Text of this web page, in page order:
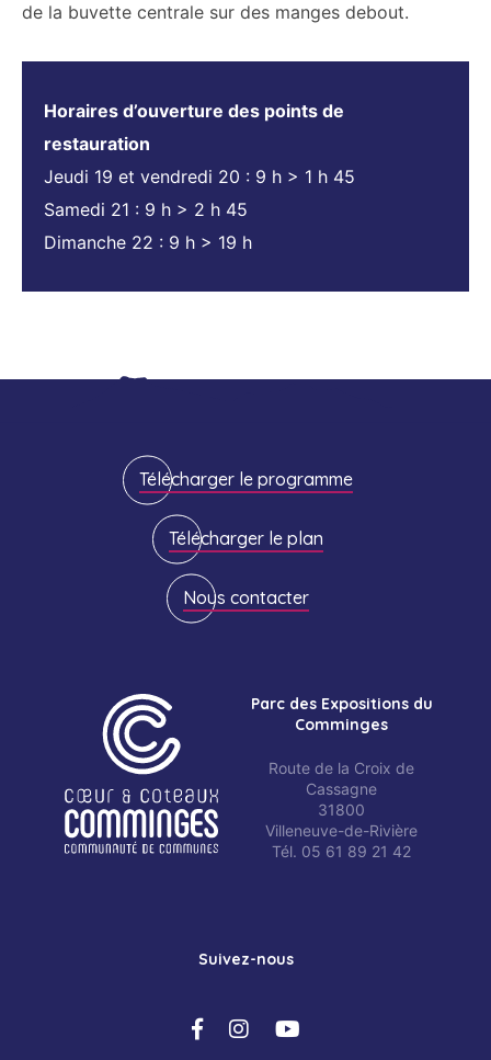
de la buvette centrale sur des manges debout.
Horaires d’ouverture des points de
restauration
Jeudi 19 et vendredi 20 : 9 h > 1 h 45
Samedi 21 : 9 h > 2 h 45
Dimanche 22 : 9 h > 19 h
Télécharger le programme
Télécharger le plan
Nous contacter
Parc des Expositions du
Comminges
Route de la Croix de
Cassagne
31800
Villeneuve-de-Rivière
Tél. 05 61 89 21 42
Suivez-nous